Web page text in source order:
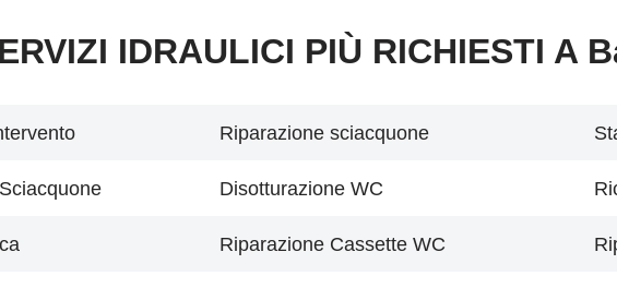
IDRAULICI PIÙ RICHIESTI A
Riparazione sciacquone
Disotturazione WC
Riparazione Cassette WC